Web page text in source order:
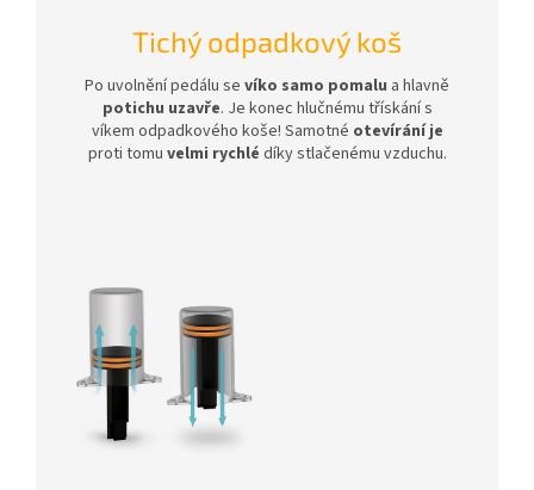
Tichý odpadkový koš
Po uvolnění pedálu se víko samo pomalu a hlavně
potichu uzavře. Je konec hlučnému třískání s
víkem odpadkového koše! Samotné otevírání je
proti tomu velmi rychlé díky stlačenému vzduchu.